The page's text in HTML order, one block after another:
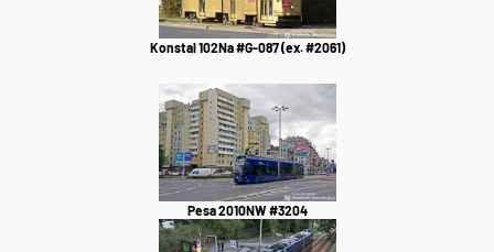
Konstal 102Na #G-087 (ex. #2061)
Pesa 2010NW #3204